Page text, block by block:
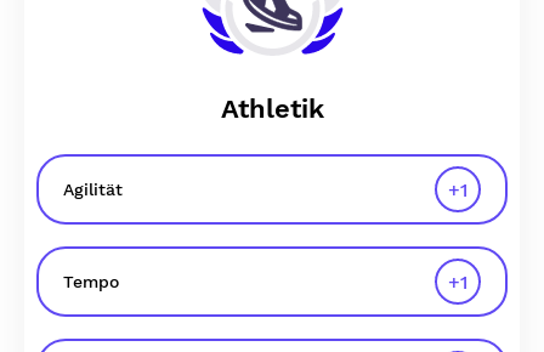
Athletik
Agilität +1
Tempo +1